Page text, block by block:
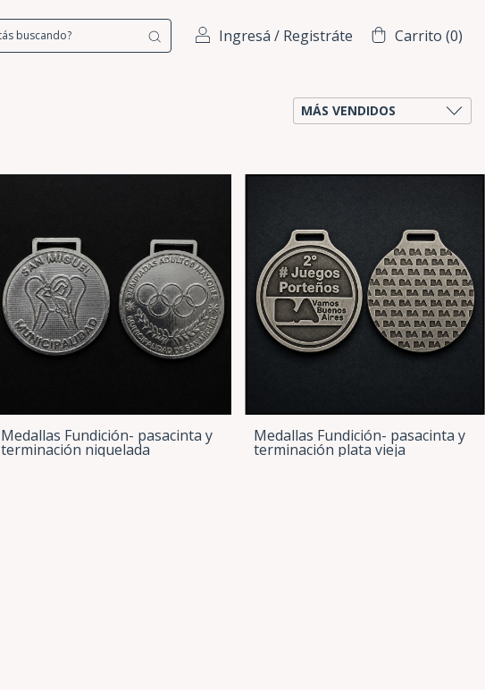
Ingresá / Registráte Carrito (0)
Medallas Fundición- pasacinta y
terminación niquelada
Medallas Fundición- pasacinta y
terminación plata vieja